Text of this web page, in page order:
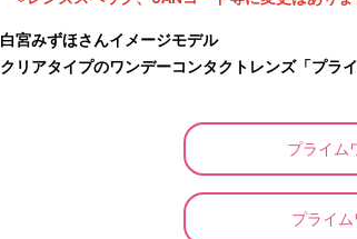
⽩宮みずほさんイメージモデル
クリアタイプのワンデーコンタクトレンズ「プラ
プライム
プライ